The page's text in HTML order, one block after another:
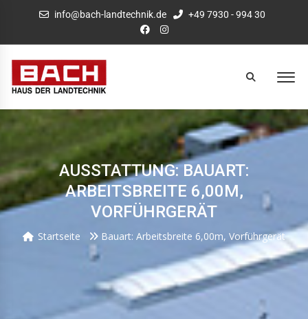
info@bach-landtechnik.de +49 7930 - 994 30
AUSSTATTUNG: BAUART:
ARBEITSBREITE 6,00M,
VORFÜHRGERÄT
Startseite Bauart: Arbeitsbreite 6,00m, Vorführgerät